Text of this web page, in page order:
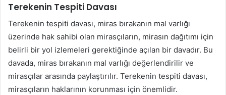
Terekenin Tespiti Davası
Terekenin tespiti davası, miras bırakanın mal varlığı
üzerinde hak sahibi olan mirasçıların, mirasın dağıtımı için
belirli bir yol izlemeleri gerektiğinde açılan bir davadır. Bu
davada, miras bırakanın mal varlığı değerlendirilir ve
mirasçılar arasında paylaştırılır. Terekenin tespiti davası,
mirasçıların haklarının korunması için önemlidir.